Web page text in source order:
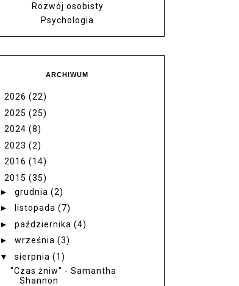
Rozwój osobisty
Psychologia
ARCHIWUM
2026 (22)
2025 (25)
2024 (8)
2023 (2)
2016 (14)
2015 (35)
► grudnia (2)
►
listopada (7)
► października (4)
► września (3)
▼ sierpnia (1)
"Czas żniw" - Samantha
Shannon